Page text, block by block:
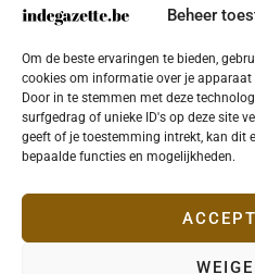
Beheer
Om de beste ervaringen te bieden,
cookies om informatie over je
Door in te stemmen met deze
surfgedrag of unieke ID's op deze site
geeft of je toestemming intrekt, kan dit
bepaalde functies en mogelijkheden.
Barones Regina
Simon-Wiesenthal-Prijs
bijzondere
Oostenrijkse parlement
28 juli 2026